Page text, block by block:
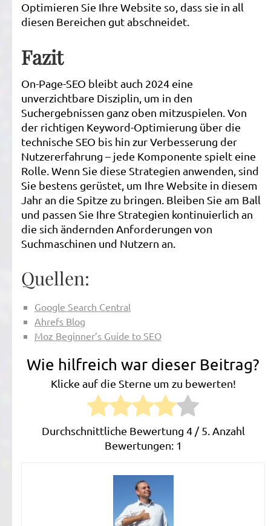
Optimieren Sie Ihre Website so, dass sie in all
diesen Bereichen gut abschneidet.
Fazit
On-Page-SEO bleibt auch 2024 eine
unverzichtbare Disziplin, um in den
Suchergebnissen ganz oben mitzuspielen. Von
der richtigen Keyword-Optimierung über die
technische SEO bis hin zur Verbesserung der
Nutzererfahrung – jede Komponente spielt eine
Rolle. Wenn Sie diese Strategien anwenden, sind
Sie bestens gerüstet, um Ihre Website in diesem
Jahr an die Spitze zu bringen. Bleiben Sie am Ball
und passen Sie Ihre Strategien kontinuierlich an
die sich ändernden Anforderungen von
Suchmaschinen und Nutzern an.
Quellen:
Google Search Central
Ahrefs Blog
Moz Beginner’s Guide to SEO
Wie hilfreich war dieser Beitrag?
Klicke auf die Sterne um zu bewerten!
Durchschnittliche Bewertung 4/ 5. Anzahl
Bewertungen: 1